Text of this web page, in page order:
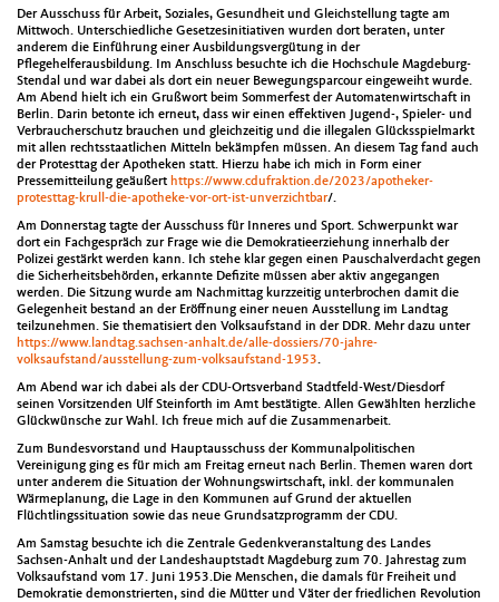
Der Ausschuss für Arbeit, Soziales, Gesundheit und Gleichstellung tagte am
Mittwoch. Unterschiedliche Gesetzesinitiativen wurden dort beraten, unter
anderem die Einführung einer Ausbildungsvergütung in der
Pflegehelferausbildung. Im Anschluss besuchte ich die Hochschule Magdeburg-
Stendal und war dabei als dort ein neuer Bewegungsparcour eingeweiht wurde.
Am Abend hielt ich ein Grußwort beim Sommerfest der Automatenwirtschaft in
Berlin. Darin betonte ich erneut, dass wir einen effektiven Jugend-, Spieler- und
Verbraucherschutz brauchen und gleichzeitig und die illegalen Glücksspielmarkt
mit allen rechtsstaatlichen Mitteln bekämpfen müssen. An diesem Tag fand auch
der Protesttag der Apotheken statt. Hierzu habe ich mich in Form einer
Pressemitteilung geäußert https://www.cdufraktion.de/2023/apotheker-
protesttag-krull-die-apotheke-vor-ort-ist-unverzichtbar/.
Am Donnerstag tagte der Ausschuss für Inneres und Sport. Schwerpunkt war
dort ein Fachgespräch zur Frage wie die Demokratieerziehung innerhalb der
Polizei gestärkt werden kann. Ich stehe klar gegen einen Pauschalverdacht gegen
die Sicherheitsbehörden, erkannte Defizite müssen aber aktiv angegangen
werden. Die Sitzung wurde am Nachmittag kurzzeitig unterbrochen damit die
Gelegenheit bestand an der Eröffnung einer neuen Ausstellung im Landtag
teilzunehmen. Sie thematisiert den Volksaufstand in der DDR. Mehr dazu unter
https://www.landtag.sachsen-anhalt.de/alle-dossiers/70-jahre-
volksaufstand/ausstellung-zum-volksaufstand-1953.
Am Abend war ich dabei als der CDU-Ortsverband Stadtfeld-West/Diesdorf
seinen Vorsitzenden Ulf Steinforth im Amt bestätigte. Allen Gewählten herzliche
Glückwünsche zur Wahl. Ich freue mich auf die Zusammenarbeit.
Zum Bundesvorstand und Hauptausschuss der Kommunalpolitischen
Vereinigung ging es für mich am Freitag erneut nach Berlin. Themen waren dort
unter anderem die Situation der Wohnungswirtschaft, inkl. der kommunalen
Wärmeplanung, die Lage in den Kommunen auf Grund der aktuellen
Flüchtlingssituation sowie das neue Grundsatzprogramm der CDU.
Am Samstag besuchte ich die Zentrale Gedenkveranstaltung des Landes
Sachsen-Anhalt und der Landeshauptstadt Magdeburg zum 70. Jahrestag zum
Volksaufstand vom 17. Juni 1953.Die Menschen, die damals für Freiheit und
Demokratie demonstrierten, sind die Mütter und Väter der friedlichen Revolution